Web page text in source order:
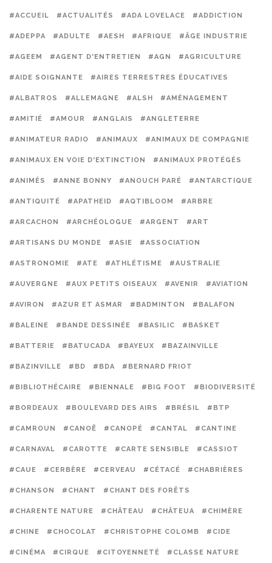
#ACCUEIL #ACTUALITÉS #ADA LOVELACE #ADDICTION
#ADEPPA #ADULTE #AESH #AFRIQUE #ÂGE INDUSTRIE
#AGEEM #AGENT D'ENTRETIEN #AGN #AGRICULTURE
#AIDE SOIGNANTE #AIRES TERRESTRES ÉDUCATIVES
#ALBATROS #ALLEMAGNE #ALSH #AMÉNAGEMENT
#AMITIÉ #AMOUR #ANGLAIS #ANGLETERRE
#ANIMATEUR RADIO #ANIMAUX #ANIMAUX DE COMPAGNIE
#ANIMAUX EN VOIE D'EXTINCTION #ANIMAUX PROTÉGÉS
#ANIMÉS #ANNE BONNY #ANOUCH PARÉ #ANTARCTIQUE
#ANTIQUITÉ #APATHEID #AQTIBLOOM #ARBRE
#ARCACHON #ARCHÉOLOGUE #ARGENT #ART
#ARTISANS DU MONDE #ASIE #ASSOCIATION
#ASTRONOMIE #ATE #ATHLÉTISME #AUSTRALIE
#AUVERGNE #AUX PETITS OISEAUX #AVENIR #AVIATION
#AVIRON #AZUR ET ASMAR #BADMINTON #BALAFON
#BALEINE #BANDE DESSINÉE #BASILIC #BASKET
#BATTERIE #BATUCADA #BAYEUX #BAZAINVILLE
#BAZINVILLE #BD #BDA #BERNARD FRIOT
#BIBLIOTHÉCAIRE #BIENNALE #BIG FOOT #BIODIVERSITÉ
#BORDEAUX #BOULEVARD DES AIRS #BRÉSIL #BTP
#CAMROUN #CANOË #CANOPÉ #CANTAL #CANTINE
#CARNAVAL #CAROTTE #CARTE SENSIBLE #CASSIOT
#CAUE #CERBÈRE #CERVEAU #CÉTACÉ #CHABRIÈRES
#CHANSON #CHANT #CHANT DES FORÊTS
#CHARENTE NATURE #CHÂTEAU #CHÂTEUA #CHIMÈRE
#CHINE #CHOCOLAT #CHRISTOPHE COLOMB #CIDE
#CINÉMA #CIRQUE #CITOYENNETÉ #CLASSE NATURE